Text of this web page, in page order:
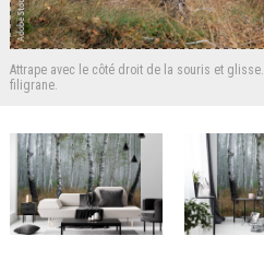
Attrape avec le côté droit de la souris et glisse.
filigrane.